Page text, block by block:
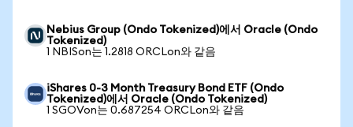
Nebius Group (Ondo Tokenized)에서 Oracle (Ondo
Tokenized)
1 NBISon는 1.2818 ORCLon와 같음
iShares 0-3 Month Treasury Bond ETF (Ondo
Tokenized)에서 Oracle (Ondo Tokenized)
1 SGOVon는 0.687254 ORCLon와 같음